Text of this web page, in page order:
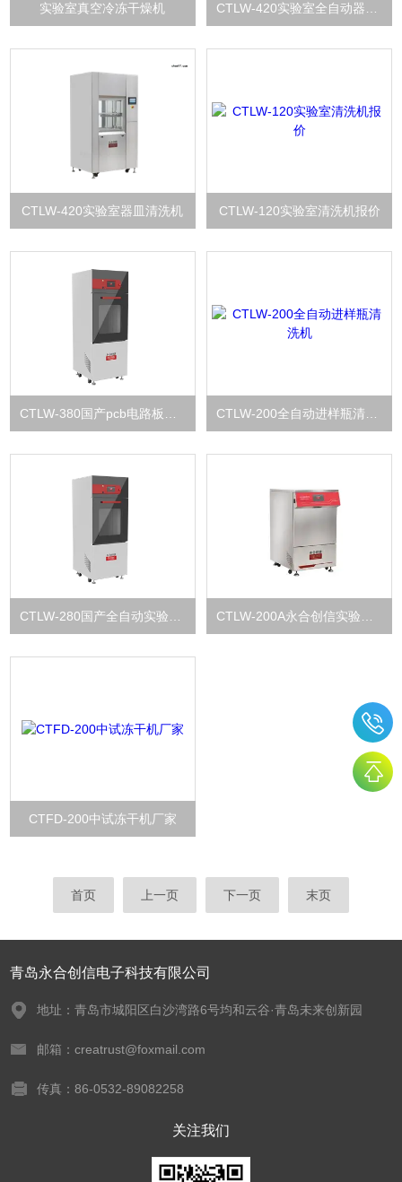
实验室真空冷冻干燥机
CTLW-420实验室器皿清洗机 CTLW-120实验室清洗机报价
CTFD-200中试冻干机厂家
首页 上一页 下一页 末页
青岛永合创信电子科技有限公司
地址：青岛市城阳区白沙湾路6号均和云谷·青岛未来创新园
邮箱：creatrust@foxmail.com
传真：86-0532-89082258
关注我们